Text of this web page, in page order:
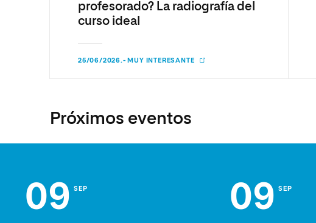
profesorado? La radiografía del
curso ideal
25/06/2026.- MUY INTERESANTE
Próximos eventos
09 SEP 09 SEP